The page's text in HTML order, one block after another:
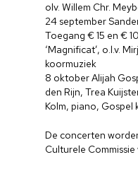
olv. Willem Chr.
24 september
Toegang € 15 en €
‘Magnificat’, o.l.v.
koormuziek
8 oktober Alijah
den Rijn, Trea
Kolm, piano, Gospel
De concerten
Culturele